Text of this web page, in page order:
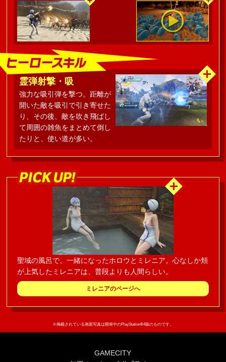
霊弾射撃・吸
強力な吸引弾を撃つ。距離が
開いた敵を吸引で引き寄せた
り、その後、敵を吹き飛ばし
て周囲の雑魚をまとめて倒し
たりと、使い道が多い。
聖域の風呂で、一緒になったホロウとミレニア。心なしか頬
が上気したミレニアは、普段よりも人間らしい。
ミレニアのページへ
※掲載されている画面写真は開発中のPlayStation®4版のものです。
GAMECITY